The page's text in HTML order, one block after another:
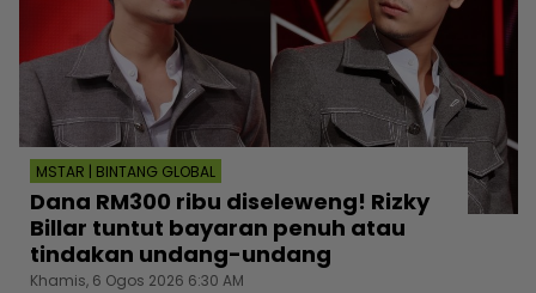
MSTAR | BINTANG GLOBAL
Dana RM300 ribu diseleweng! Rizky
Billar tuntut bayaran penuh atau
tindakan undang-undang
Khamis, 6 Ogos 2026 6:30 AM